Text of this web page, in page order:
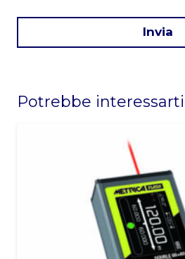
Invia
should
Potrebbe